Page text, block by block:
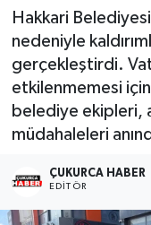
Hakkari
nedeniyle
gerçekleştirdi.
etkilenmemesi için
belediye ekipleri,
müdahaleleri
ÇUKURCA HABER
EDITÖR
Gündem
Hakkari
Siyaset
Son Dakika
Haber Arşivi